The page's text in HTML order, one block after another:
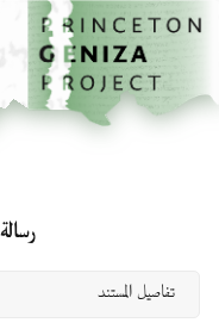
إلى المحتوى الرئيسي
الرئيسية
رسالة